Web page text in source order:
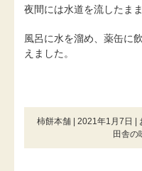
夜間には水道を流したま
風呂に水を溜め、薬缶に
えました。
柿餅本舗 | 2021年1月7日 |
田舎の